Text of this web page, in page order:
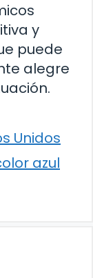
y
puede
alegre
Unidos
azul